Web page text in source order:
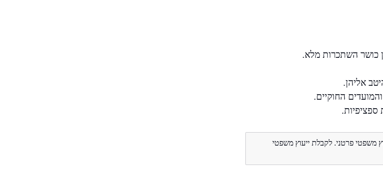
כושר השתכרות מלא.
אליהן.
החוקיים.
משפטי פרטני. לקבלת ייעוץ משפטי